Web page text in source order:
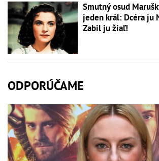
Smutný osud
jeden král: Dcéra ju
Zabil ju žiaľ!
ODPORÚČAME